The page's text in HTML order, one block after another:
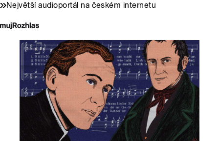
Největší audioportál na českém internetu